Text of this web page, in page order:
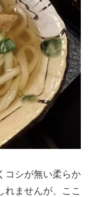
コシが無い柔らか
れませんが、ここ